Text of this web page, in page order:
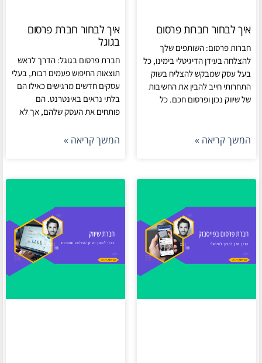
איך לבחור חברות פרסום
חברות פרסום: השותפים שלך
להצלחה בעידן הדיגיטלי בימינו, כל
בעל עסק שמבקש להצליח בשוק
התחרותי חייב להבין את החשיבות
של שיווק נכון ופרסום חכם. כל
המשך קריאה »
איך לבחור חברת פרסום
בגוגל
חברת פרסום בגוגל: הדרך לראש
תוצאות החיפוש פעמים רבות, בעלי
עסקים חדשים מרגישים כאילו הם
בלתי נראים באינטרנט. הם
פותחים את העסק שלהם, אך לא
המשך קריאה »